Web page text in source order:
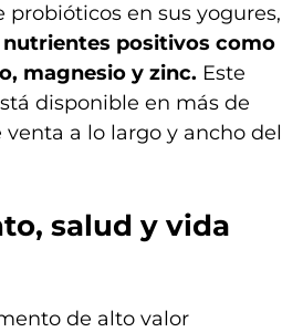
probióticos en sus yogures,
positivos como
magnesio y zinc. Este
disponible en más de
a lo largo y ancho del
salud y vida
de alto valor